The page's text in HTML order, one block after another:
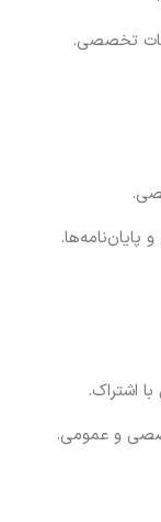
تخصصی.
اشتراک.
و عمومی.